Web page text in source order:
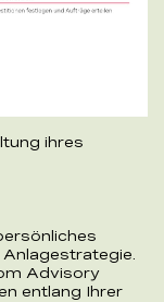
ihres
Advisory
entlang Ihrer